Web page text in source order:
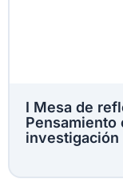
I Mesa de
Pensamiento
investigación